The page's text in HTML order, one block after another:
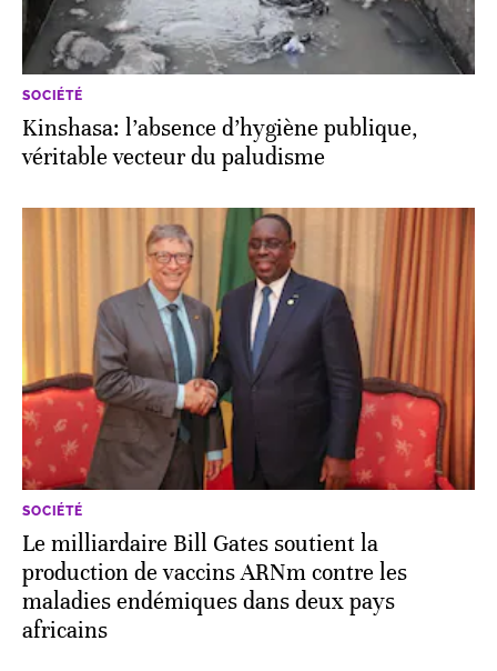
SOCIÉTÉ
Kinshasa: l’absence d’hygiène publique,
véritable vecteur du paludisme
SOCIÉTÉ
Le milliardaire Bill Gates soutient la
production de vaccins ARNm contre les
maladies endémiques dans deux pays
africains